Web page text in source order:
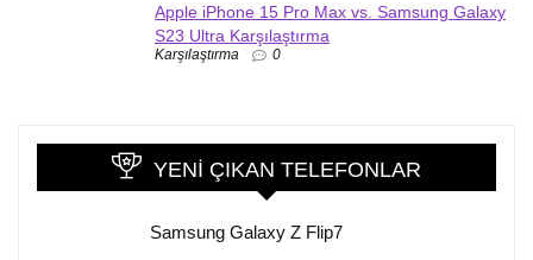
Apple iPhone 15 Pro Max vs. Samsung Galaxy
S23 Ultra Karşılaştırma
Karşılaştırma 0
YENI ÇIKAN TELEFONLAR
Samsung Galaxy Z Flip7